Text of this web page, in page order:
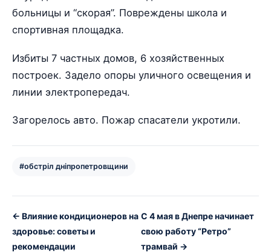
больницы и “скорая”. Повреждены школа и
спортивная площадка.
Избиты 7 частных домов, 6 хозяйственных
построек. Задело опоры уличного освещения и
линии электропередач.
Загорелось авто. Пожар спасатели укротили.
#обстріл дніпропетровщини
← Влияние кондиционеров на
здоровье: советы и
рекомендации
С 4 мая в Днепре начинает
свою работу “Ретро”
трамвай →